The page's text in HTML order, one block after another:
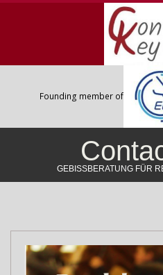
Founding member of
GEBISSBERATUNG FÜR
Menu